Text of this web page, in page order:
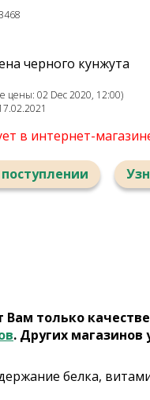
черного кунжута
цены: 02 Dec 2020, 12:00)
в интернет-
только
. Других магазинов
белка,